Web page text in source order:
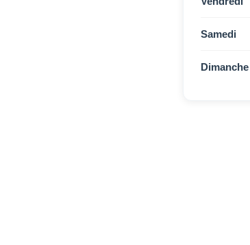
Samedi
Dimanche